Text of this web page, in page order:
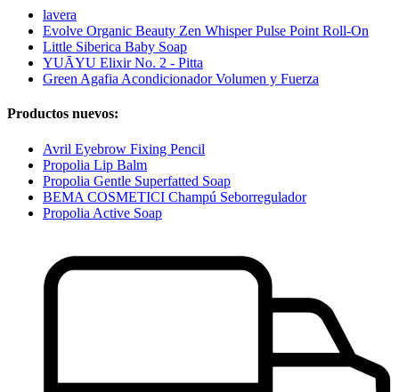
lavera
Evolve Organic Beauty Zen Whisper Pulse Point Roll-On
Little Siberica Baby Soap
YUĀYU Elixir No. 2 - Pitta
Green Agafia Acondicionador Volumen y Fuerza
Productos nuevos:
Avril Eyebrow Fixing Pencil
Propolia Lip Balm
Propolia Gentle Superfatted Soap
BEMA COSMETICI Champú Seborregulador
Propolia Active Soap